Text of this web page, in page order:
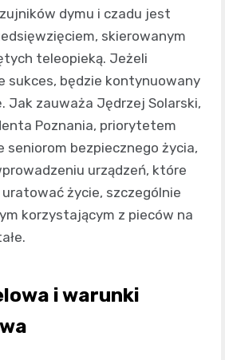
dymu i czadu jest
skierowanym
teleopieką. Jeżeli
sukces, będzie kontynuowany
Jak zauważa Jędrzej Solarski,
Poznania, priorytetem
seniorom bezpiecznego życia,
urządzeń, które
uratować życie, szczególnie
korzystającym z pieców na
i warunki